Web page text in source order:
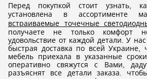
Перед покупкой стоит узнать,
установлена в ассортименте
встраиваемые точечные
получаете не только комфорт
удовольствие от каждой детали. У
быстрая доставка по всей Украине,
мебель приехала в указанные
оперативно свяжутся с Вами,
разъяснят все детали заказа.